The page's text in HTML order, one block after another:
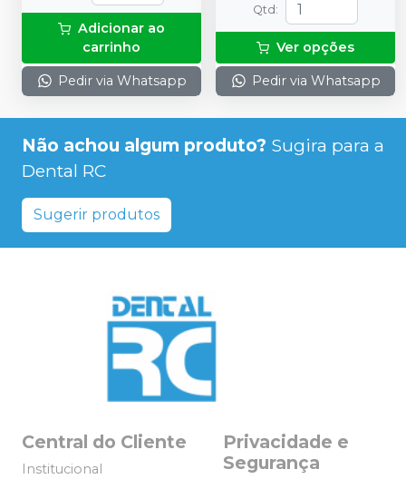
Adicionar ao
carrinho
Pedir via Whatsapp
Qtd :
Ver opções
Pedir via Whatsapp
Não achou algum produto? Sugira para a
Dental RC
Sugerir produtos
Central do Cliente
Institucional
Privacidade e
Segurança